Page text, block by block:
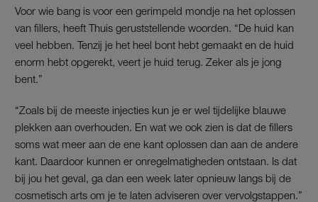
Voor wie bang is voor een gerimpeld mondje na het oplossen
van fillers, heeft Thuis geruststellende woorden. “De huid kan
veel hebben. Tenzij je het heel bont hebt gemaakt en de huid
enorm hebt opgerekt, veert je huid terug. Zeker als je jong
bent.”
“Zoals bij de meeste injecties kun je er wel tijdelijke blauwe
plekken aan overhouden. En wat we ook zien is dat de fillers
soms wat meer aan de ene kant oplossen dan aan de andere
kant. Daardoor kunnen er onregelmatigheden ontstaan. Is dat
bij jou het geval, ga dan een week later opnieuw langs bij de
cosmetisch arts om je te laten adviseren over vervolgstappen.”